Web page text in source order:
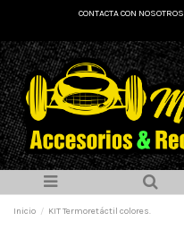
CONTACTA CON NOSOTROS
Inicio KIT Termoretáctil colores.